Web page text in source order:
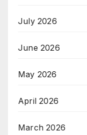
July 2026
June 2026
May 2026
April 2026
March 2026